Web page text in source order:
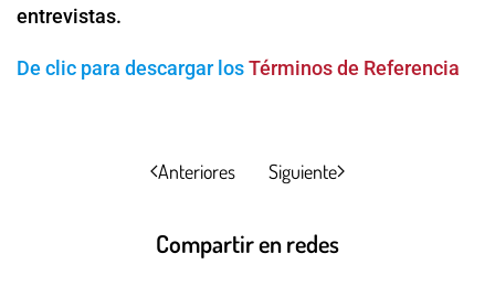
entrevistas.
De clic para descargar losTérminos de Referencia
Anteriores Siguiente
Compartir en redes